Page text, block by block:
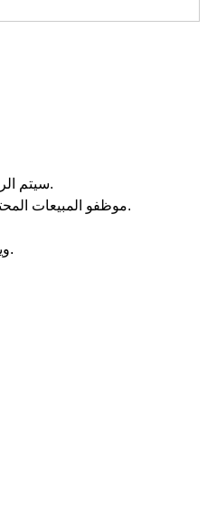
1. سيتم الرد على استفسارك في غضون 24 ساعة وتتوفر الخدمة عبر الإنترنت في كل وقت.
2. موظفو المبيعات المحترفون والمدربون جيدًا جاهزون هنا للإجابة على جميع أسئلتك ومعالجة المشكلات.
4. شروط الدفع المرنة: T / T ، L / C ، O / A ، ويسترن يونيون ، باي بال ، الضمان ، إلخ.